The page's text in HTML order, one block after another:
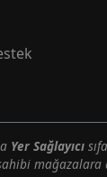
Yer Sağlayıcı
mağazalara